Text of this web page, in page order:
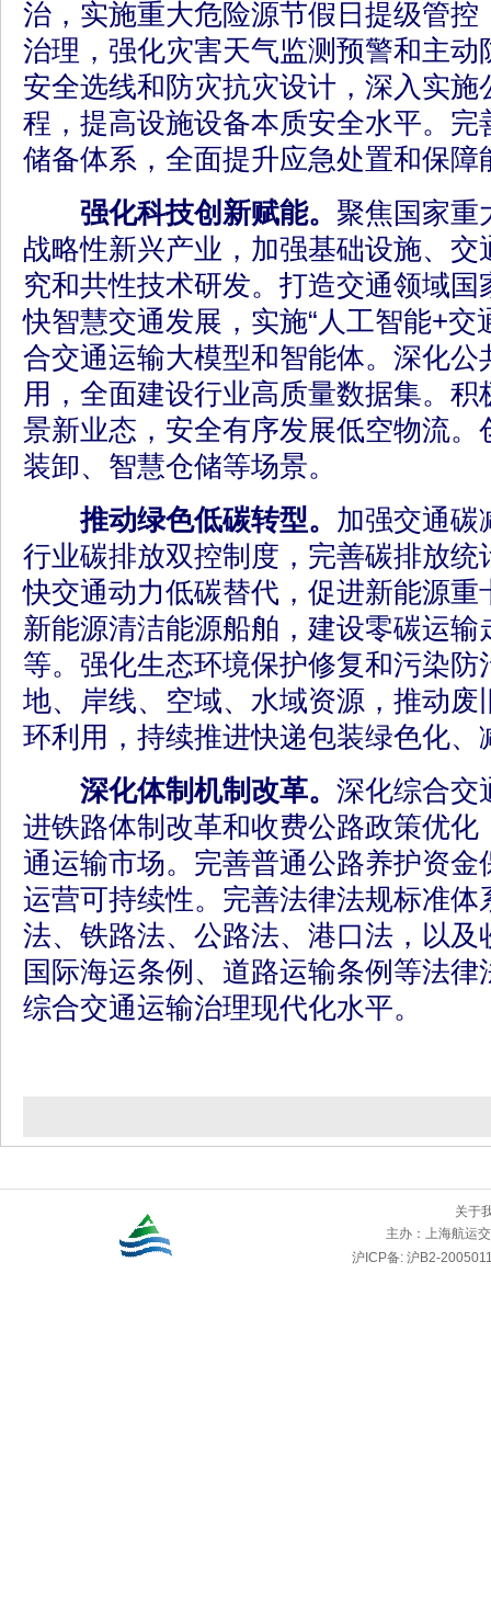
治，实施重大危险源节假日提级管控
治理，强化灾害天气监测预警和主动
安全选线和防灾抗灾设计，深入实
程，提高设施设备本质安全水平。完
储备体系，全面提升应急处置和保障
强化科技创新赋能。 聚焦国家重
战略性新兴产业，加强基础设施、
究和共性技术研发。打造交通领域
快智慧交通发展，实施“人工智能+交
合交通运输大模型和智能体。深化公
用，全面建设行业高质量数据集。
景新业态，安全有序发展低空物流。
装卸、智慧仓储等场景。
推动绿色低碳转型。 加强交通碳
行业碳排放双控制度，完善碳排放统
快交通动力低碳替代，促进新能源重
新能源清洁能源船舶，建设零碳运
等。强化生态环境保护修复和污染
地、岸线、空域、水域资源，推动废
环利用，持续推进快递包装绿色化、
深化体制机制改革。 深化综合交
进铁路体制改革和收费公路政策优化
通运输市场。完善普通公路养护资金
运营可持续性。完善法律法规标准体
法、铁路法、公路法、港口法，以及
国际海运条例、道路运输条例等法
综合交通运输治理现代化水平。
关于
主办： 上海航运
沪ICP备: 沪B2-